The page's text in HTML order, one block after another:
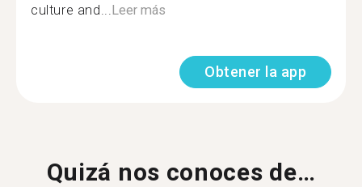
culture and...Leer más
Obtener la app
Quizá nos conoces de…